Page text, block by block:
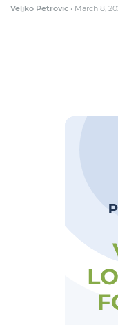
Veljko Petrovic • March 8,